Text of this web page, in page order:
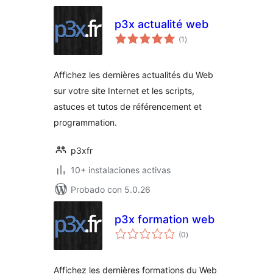
p3x actualité web
(1 total
de
)
Affichez les dernières actualités du Web
sur votre site Internet et les scripts,
astuces et tutos de référencement et
programmation.
p3xfr
10+ instalaciones activas
Probado con 5.0.26
p3x formation web
(0total
de
)
Affichez les dernières formations du Web